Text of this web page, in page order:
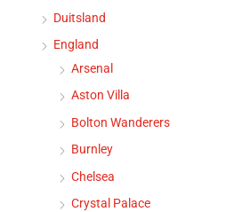
Duitsland
England
Arsenal
Aston Villa
Bolton Wanderers
Burnley
Chelsea
Crystal Palace